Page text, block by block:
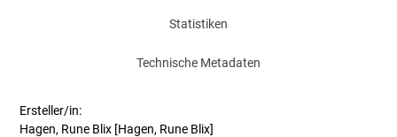
Statistiken
Technische Metadaten
Ersteller/in:
Hagen, Rune Blix [Hagen, Rune Blix]